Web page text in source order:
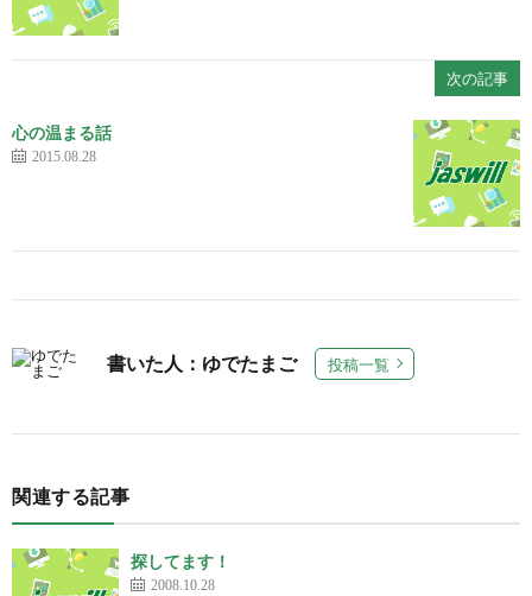
次の記事
心の温まる話
2015.08.28
書いた人：ゆでたまご 投稿一覧
関連する記事
探してます！
2008.10.28